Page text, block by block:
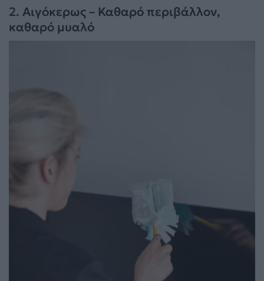
2. Αιγόκερως – Καθαρό περιβάλλον,
καθαρό μυαλό